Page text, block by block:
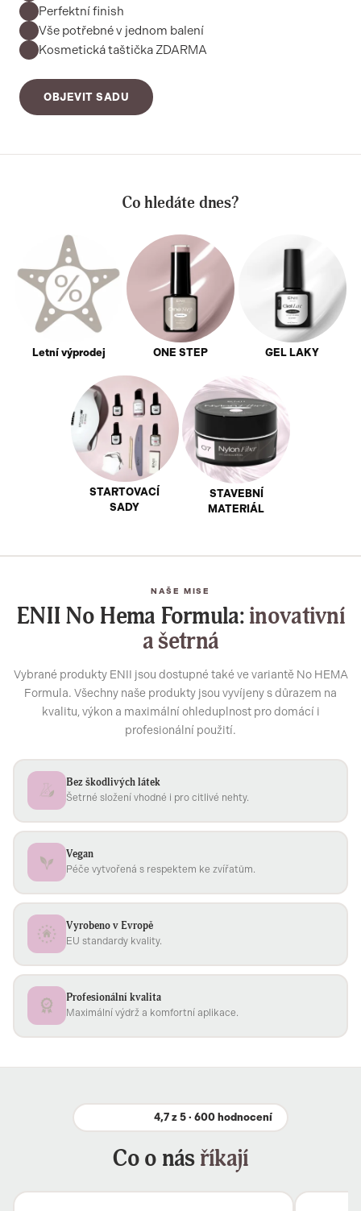
Perfektní finish
Vše potřebné v jednom balení
Kosmetická taštička ZDARMA
OBJEVIT SADU
Co hledáte dnes?
Letní výprodej ONE STEP GEL LAKY
STARTOVACÍ
SADY
STAVEBNÍ
MATERIÁL
NAŠE MISE
ENII No Hema Formula:inovativní
a šetrná
Vybrané produkty ENII jsou dostupné také ve variantě No HEMA
Formula. Všechny naše produkty jsou vyvíjeny s důrazem na
kvalitu, výkon a maximální ohleduplnost pro domácí i
profesionální použití.
Bez škodlivých látek
Šetrné složení vhodné i pro citlivé nehty.
Vegan
Péče vytvořená s respektem ke zvířatům.
Vyrobeno v Evropě
EU standardy kvality.
Profesionální kvalita
Maximální výdrž a komfortní aplikace.
4,7 z 5 · 600 hodnocení
Co o násříkají